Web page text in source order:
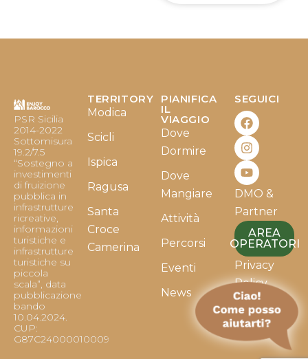
PSR Sicilia
2014-2022
Sottomisura
19.2/7.5
“Sostegno a
investimenti
di fruizione
pubblica in
infrastrutture
ricreative,
informazioni
turistiche e
infrastrutture
turistiche su
piccola
scala”, data
pubblicazione
bando
10.04.2024.
CUP:
G87C24000010009
TERRITORY
Modica
Scicli
Ispica
Ragusa
Santa
Croce
Camerina
PIANIFICA
IL
VIAGGIO
Dove
Dormire
Dove
Mangiare
Attività
Percorsi
Eventi
News
SEGUICI
F
a
c
e
b
o
o
k
I
n
s
t
a
g
r
a
m
Y
o
u
t
u
b
e
DMO &
Partner
AREA
OPERATORI
Privacy
Policy
Cookie
Policy